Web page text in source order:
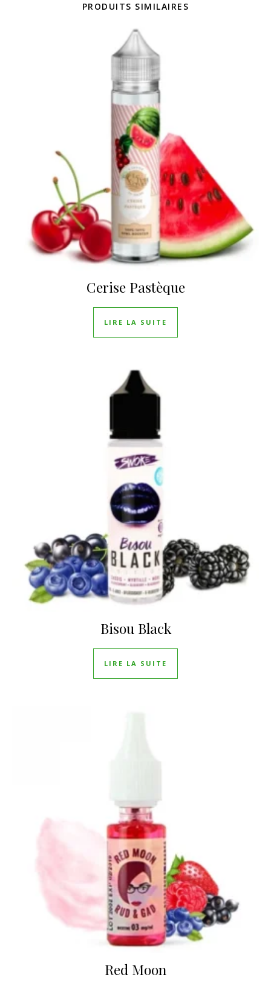
PRODUITS SIMILAIRES
Cerise Pastèque
LIRE LA SUITE
Bisou Black
LIRE LA SUITE
Red Moon